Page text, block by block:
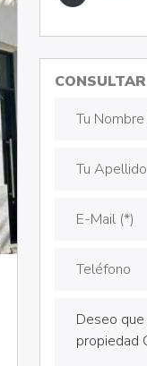
CONSULTAR